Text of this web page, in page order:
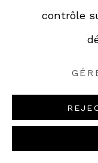
peinture grâce
Bing, et son
Alors qu’il
Bruxelles,
contrôle